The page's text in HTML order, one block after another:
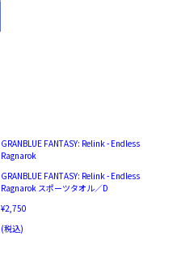
GRANBLUE FANTASY: Relink - Endless
Ragnarok
GRANBLUE FANTASY: Relink - Endless
Ragnarok スポーツタオル／D
¥2,750
(税込)